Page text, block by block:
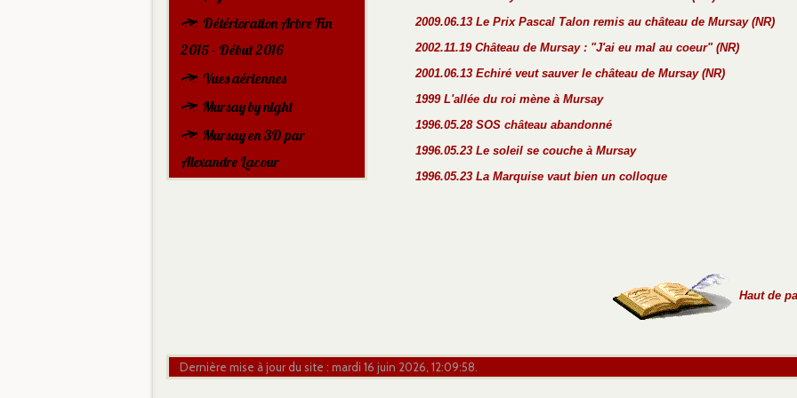
Détérioration Arbre Fin
2015 - Début 2016
Vues aériennes
Mursay by night
Mursay en 3D par
Alexandre Lacour
2009.06.13 Le Prix Pascal Talon remis au château de Mursay (NR)
2002.11.19 Château de Mursay : "J'ai eu mal au coeur" (NR)
2001.06.13 Echiré veut sauver le château de Mursay (NR)
1999 L'allée du roi mène à Mursay
1996.05.28 SOS château abandonné
1996.05.23 Le soleil se couche à Mursay
1996.05.23 La Marquise vaut bien un colloque
Haut de
Dernière mise à jour du site : mardi 16 juin 2026, 12:09:58.